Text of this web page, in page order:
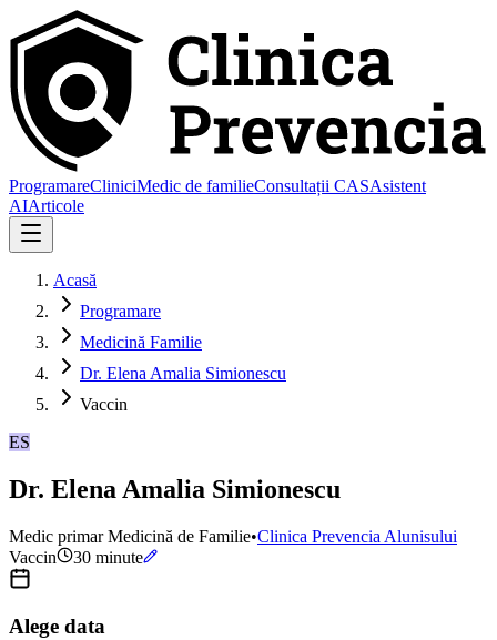
ProgramareCliniciMedic de familieConsultații CASAsistent
AIArticole
Acasă
Programare
Medicină Familie
Dr. Elena Amalia Simionescu
Vaccin
ES
Dr. Elena Amalia Simionescu
Medic primar Medicină de Familie•Clinica Prevencia Alunisului
Vaccin
30 minute
Alege data